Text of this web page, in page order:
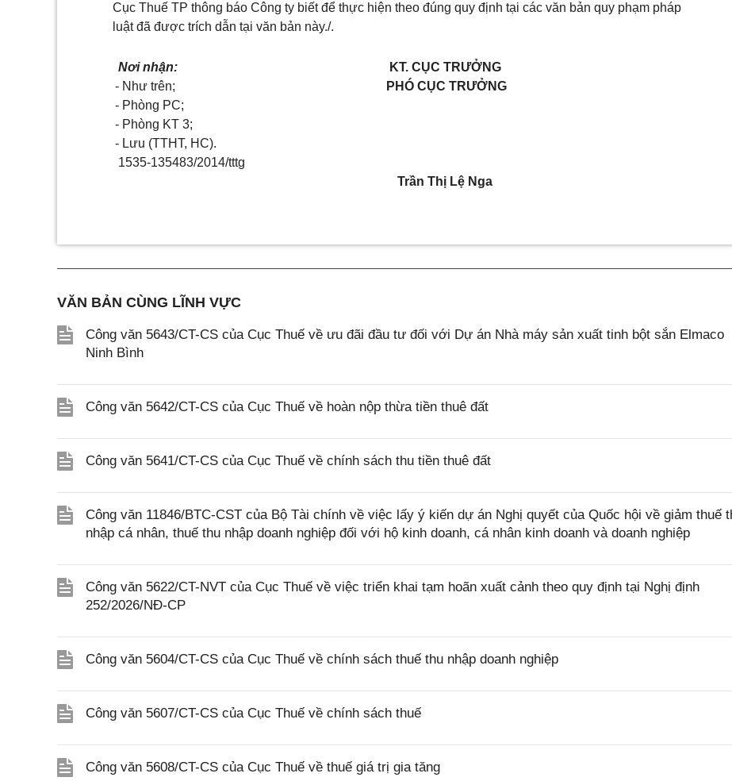
Cục Thuế TP thông báo Công ty biết để thực hiện theo đúng quy định tại các văn bản quy phạm pháp
luật đã được trích dẫn tại văn bản này./.
Nơi nhận:
- Như trên;
- Phòng PC;
- Phòng KT 3;
- Lưu (TTHT, HC).
1535-135483/2014/tttg
KT. CỤC TRƯỞNG
PHÓ CỤC TRƯỞNG
Trần Thị Lệ Nga
VĂN BẢN CÙNG LĨNH VỰC
Công văn 5643/CT-CS của Cục Thuế về ưu đãi đầu tư đối với Dự án Nhà máy sản xuất tinh bột sắn Elmaco
Ninh Bình
Công văn 5642/CT-CS của Cục Thuế về hoàn nộp thừa tiền thuê đất
Công văn 5641/CT-CS của Cục Thuế về chính sách thu tiền thuê đất
Công văn 11846/BTC-CST của Bộ Tài chính về việc lấy ý kiến dự án Nghị quyết của Quốc hội về giảm thuế
nhập cá nhân, thuế thu nhập doanh nghiệp đối với hộ kinh doanh, cá nhân kinh doanh và doanh nghiệp
Công văn 5622/CT-NVT của Cục Thuế về việc triển khai tạm hoãn xuất cảnh theo quy định tại Nghị định
252/2026/NĐ-CP
Công văn 5604/CT-CS của Cục Thuế về chính sách thuế thu nhập doanh nghiệp
Công văn 5607/CT-CS của Cục Thuế về chính sách thuế
Công văn 5608/CT-CS của Cục Thuế về thuế giá trị gia tăng